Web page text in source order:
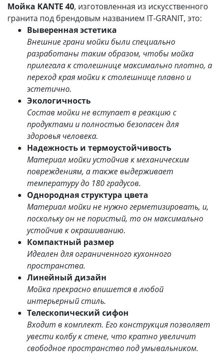
Мойка KANTE 40, изготовленная из искусственного
гранита под брендовым названием IT-GRANIT, это:
Выверенная эстетика
Внешние грани мойки были специально
разработаны таким образом, чтобы мойка
прилегала к столешнице максимально плотно, а
переход края мойки к столешнице плавно и
эстетично.
Экологичность
Состав мойки не вступает в реакцию с
продуктами и полностью безопасен для
здоровья человека.
Надежность и термоустойчивость
Материал мойки устойчив к механическим
повреждениям, а также выдерживает
температуру до 180 градусов.
Однородная структура цвета
Материал мойки не нужно герметизировать, и,
поскольку он не пористый, то он максимально
устойчив к окрашиванию.
Компактный размер
Идеален для ограниченного кухонного
пространства.
Линейный дизайн
Мойка прекрасно впишется в любой
интерьерный стиль.
Телескопический сифон
Входит в комплект. Его конструкция позволяет
увести колбу к стене, что кратно увеличит
свободное пространство под умывальником.